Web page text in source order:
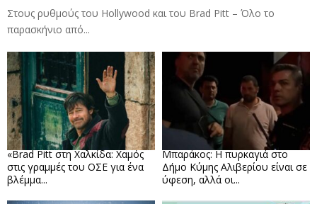
Στους ρυθμούς του Hollywood και του Brad Pitt – Όλο το
παρασκήνιο από...
«Brad Pitt στη Χαλκίδα: Χαμός
στις γραμμές του ΟΣΕ για ένα
βλέμμα...
Μπαράκος: Η πυρκαγιά στο
Δήμο Κύμης Αλιβερίου είναι σε
ύφεση, αλλά οι...